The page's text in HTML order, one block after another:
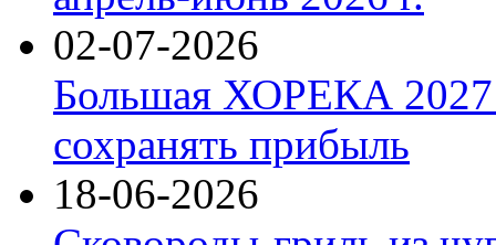
02-07-2026
Большая ХОРЕКА 2027:
сохранять прибыль
18-06-2026